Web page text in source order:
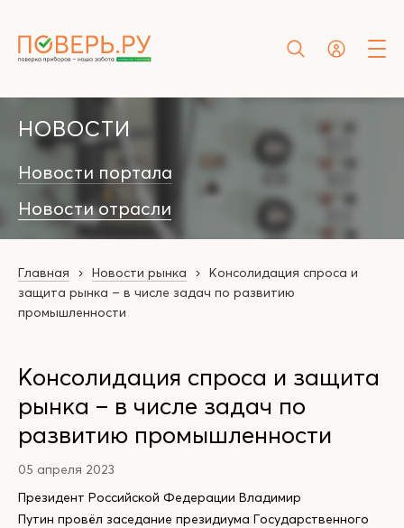
НОВОСТИ
Новости портала
Новости отрасли
Главная Новости рынка
Консолидация спроса и
защита рынка – в числе задач по развитию
промышленности
Консолидация спроса и защита
рынка – в числе задач по
развитию промышленности
05 апреля 2023
Президент Российской Федерации Владимир
Путин провёл заседание президиума Государственного